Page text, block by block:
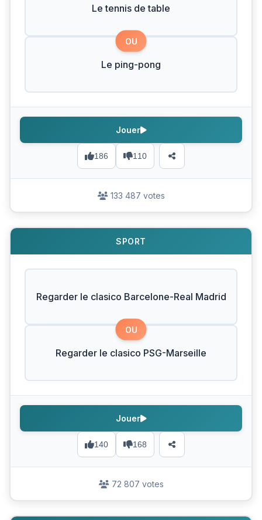
Le tennis de table
OU
Le ping-pong
186 110
Jouer
133 487 votes
SPORT
Regarder le clasico Barcelone-Real Madrid
OU
Regarder le clasico PSG-Marseille
140 168
Jouer
72 807 votes